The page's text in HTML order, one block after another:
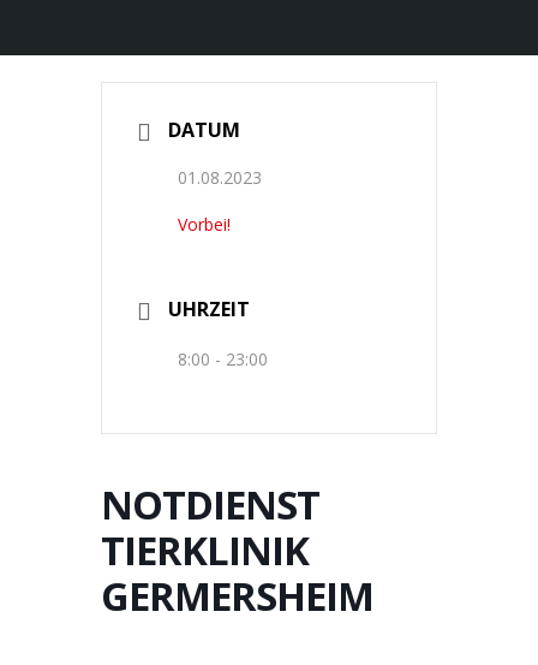
DATUM
01.08.2023
Vorbei!
UHRZEIT
8:00 - 23:00
NOTDIENST
TIERKLINIK
GERMERSHEIM